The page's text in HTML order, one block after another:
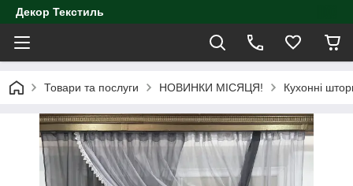
Декор Текстиль
Товари та послуги НОВИНКИ МІСЯЦЯ! Кухонні